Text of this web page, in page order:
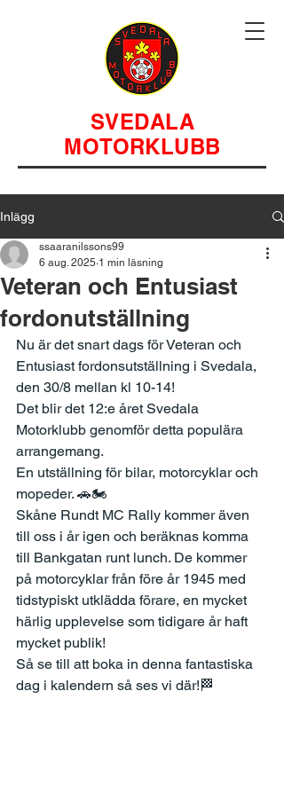
SVEDALA
MOTORKLUBB
Inlägg
Veteran och Entusiast
fordonutställning
ssaaranilssons99
6 aug. 2025 1 min läsning
Nu är det snart dags för Veteran och
Entusiast fordonsutställning i Svedala,
den 30/8 mellan kl 10-14!
Det blir det 12:e året Svedala
Motorklubb genomför detta populära
arrangemang.
En utställning för bilar, motorcyklar och
mopeder. 🚗🏍
Skåne Rundt MC Rally kommer även
till oss i år igen och beräknas komma
till Bankgatan runt lunch. De kommer
på motorcyklar från före år 1945 med
tidstypiskt utklädda förare, en mycket
härlig upplevelse som tidigare år haft
mycket publik!
Så se till att boka in denna fantastiska
dag i kalendern så ses vi där!🏁